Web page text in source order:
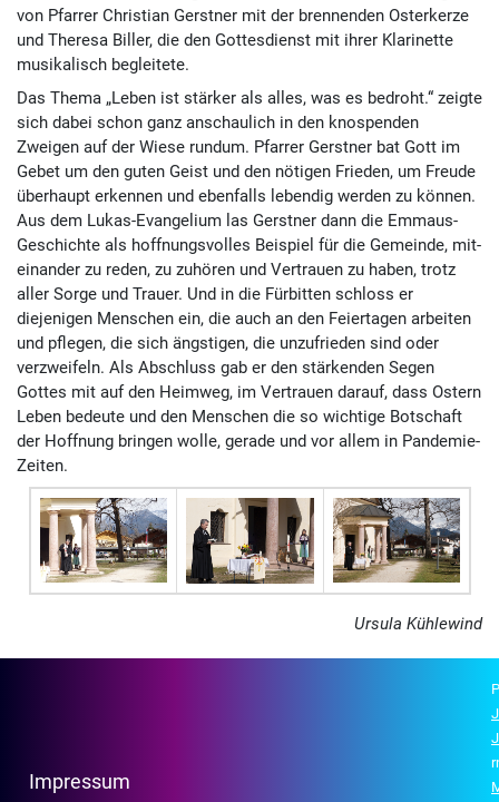
von Pfarrer Christian Gerstner mit der bren­nenden Osterkerze
und Theresa Biller, die den Gottes­dienst mit ihrer Klarinette
musikalisch begleitete.
Das Thema „Leben ist stärker als alles, was es bedroht.“ zeigte
sich dabei schon ganz anschaulich in den knos­penden
Zweigen auf der Wiese rundum. Pfarrer Gerst­ner bat Gott im
Gebet um den guten Geist und den nötigen Frieden, um Freude
über­haupt erkennen und ebenfalls lebendig werden zu können.
Aus dem Lukas-Evangelium las Gerstner dann die Emmaus-
Geschichte als hof­fnungs­volles Beispiel für die Gemeinde, mit­
ein­ander zu reden, zu zuhören und Vertrauen zu haben, trotz
aller Sorge und Trauer. Und in die Fürbitten schloss er
diejenigen Menschen ein, die auch an den Feier­tagen arbeiten
und pflegen, die sich ängstigen, die unzufrieden sind oder
verzweifeln. Als Abschluss gab er den stärkenden Segen
Gottes mit auf den Heimweg, im Vertrauen darauf, dass Ostern
Leben bedeute und den Menschen die so wichtige Bot­schaft
der Hoffnung bringen wolle, gerade und vor allem in Pandemie-
Zeiten.
Ursula Kühlewind
Impressum